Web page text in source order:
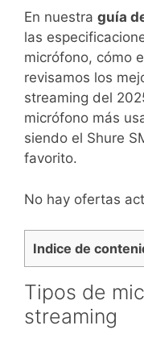
En nuestra guía
las
micrófono, cómo
revisamos los
streaming del
micrófono más
siendo el Shure
favorito.
No hay ofertas
Indice de
Tipos de
streaming